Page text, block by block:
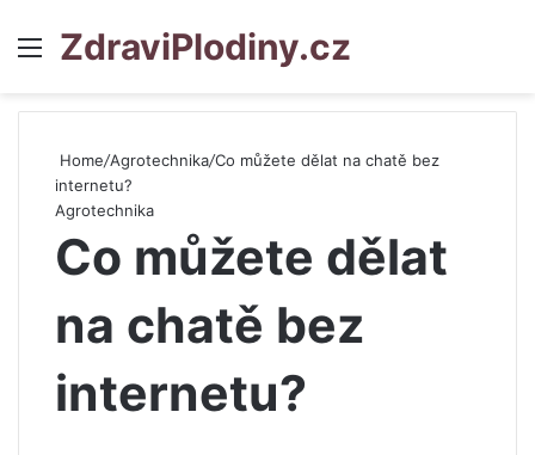
Menu
ZdraviPlodiny.cz
Home/Agrotechnika/Co můžete dělat na chatě bez
internetu?
Agrotechnika
Co můžete dělat
na chatě bez
internetu?